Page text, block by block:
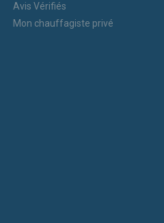
Avis Vérifiés
Mon chauffagiste privé